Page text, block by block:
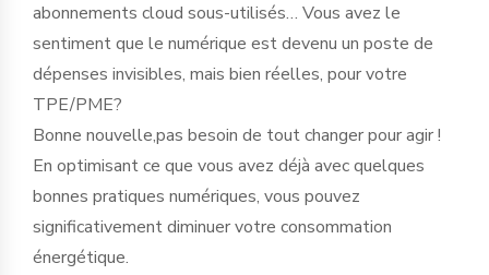
abonnements cloud sous-utilisés… Vous avez le
sentiment que le numérique est devenu un poste de
dépenses invisibles, mais bien réelles, pour votre
TPE/PME?
Bonne nouvelle,pas besoin de tout changer pour agir !
En optimisant ce que vous avez déjà avec quelques
bonnes pratiques numériques, vous pouvez
significativement diminuer votre consommation
énergétique.